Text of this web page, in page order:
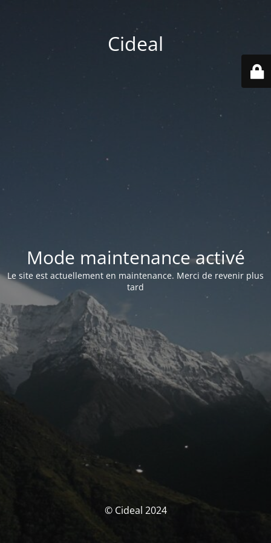
Cideal
Mode maintenance activé
Le site est actuellement en maintenance. Merci de revenir plus
tard
© Cideal 2024